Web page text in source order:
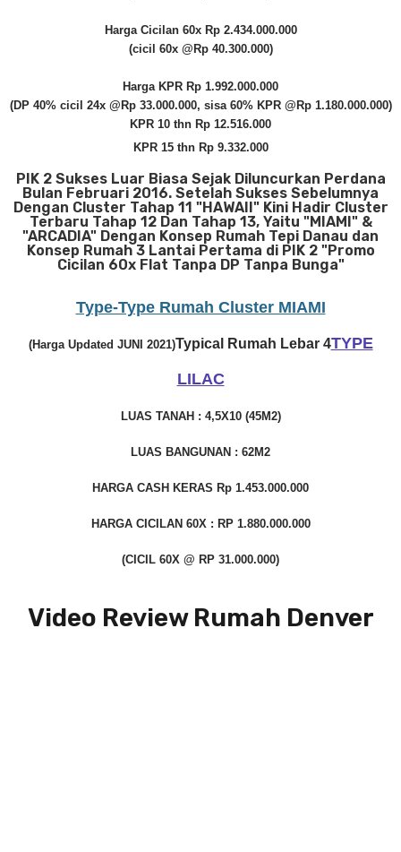
Harga Cicilan 60x Rp 2.434.000.000
(cicil 60x @Rp 40.300.000)
Harga KPR Rp 1.992.000.000
(DP 40% cicil 24x @Rp 33.000.000, sisa 60% KPR @Rp 1.180.000.000)
KPR 10 thn Rp 12.516.000
KPR 15 thn Rp 9.332.000
PIK 2 Sukses Luar Biasa Sejak Diluncurkan Perdana
Bulan Februari 2016. Setelah Sukses Sebelumnya
Dengan Cluster Tahap 11 "HAWAII" Kini Hadir Cluster
Terbaru Tahap 12 Dan Tahap 13, Yaitu "MIAMI" &
"ARCADIA" Dengan Konsep Rumah Tepi Danau dan
Konsep Rumah 3 Lantai Pertama di PIK 2 "Promo
Cicilan 60x Flat Tanpa DP Tanpa Bunga"
Type-Type Rumah Cluster MIAMI
(Harga Updated JUNI 2021)Typical Rumah Lebar 4TYPE
LILAC
LUAS TANAH : 4,5X10 (45M2)
LUAS BANGUNAN : 62M2
HARGA CASH KERAS Rp 1.453.000.000
HARGA CICILAN 60X : RP 1.880.000.000
(CICIL 60X @ RP 31.000.000)
Video Review Rumah Denver